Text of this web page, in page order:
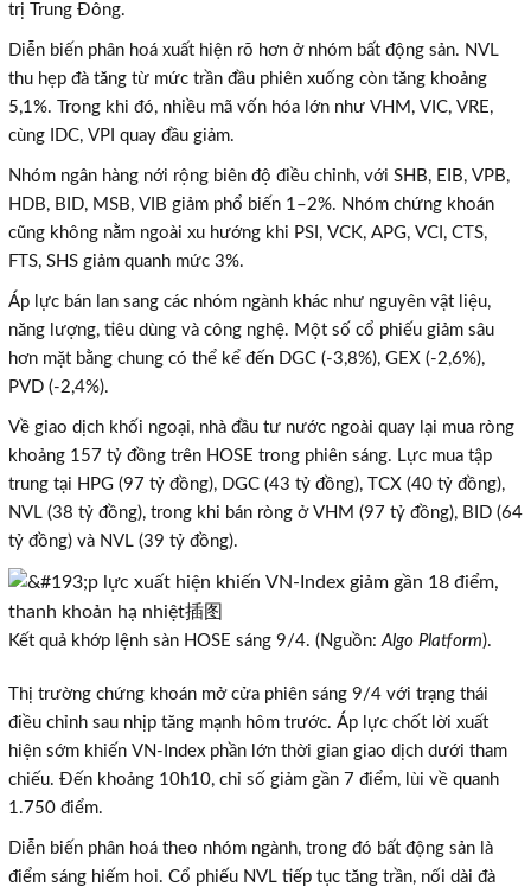
trị Trung Đông.
Diễn biến phân hoá xuất hiện rõ hơn ở nhóm bất động sản. NVL
thu hẹp đà tăng từ mức trần đầu phiên xuống còn tăng khoảng
5,1%. Trong khi đó, nhiều mã vốn hóa lớn như VHM, VIC, VRE,
cùng IDC, VPI quay đầu giảm.
Nhóm ngân hàng nới rộng biên độ điều chỉnh, với SHB, EIB, VPB,
HDB, BID, MSB, VIB giảm phổ biến 1–2%. Nhóm chứng khoán
cũng không nằm ngoài xu hướng khi PSI, VCK, APG, VCI, CTS,
FTS, SHS giảm quanh mức 3%.
Áp lực bán lan sang các nhóm ngành khác như nguyên vật liệu,
năng lượng, tiêu dùng và công nghệ. Một số cổ phiếu giảm sâu
hơn mặt bằng chung có thể kể đến DGC (-3,8%), GEX (-2,6%),
PVD (-2,4%).
Về giao dịch khối ngoại, nhà đầu tư nước ngoài quay lại mua ròng
khoảng 157 tỷ đồng trên HOSE trong phiên sáng. Lực mua tập
trung tại HPG (97 tỷ đồng), DGC (43 tỷ đồng), TCX (40 tỷ đồng),
NVL (38 tỷ đồng), trong khi bán ròng ở VHM (97 tỷ đồng), BID (64
tỷ đồng) và NVL (39 tỷ đồng).
Kết quả khớp lệnh sàn HOSE sáng 9/4. (Nguồn:Algo Platform).
Thị trường chứng khoán mở cửa phiên sáng 9/4 với trạng thái
điều chỉnh sau nhịp tăng mạnh hôm trước. Áp lực chốt lời xuất
hiện sớm khiến VN-Index phần lớn thời gian giao dịch dưới tham
chiếu. Đến khoảng 10h10, chỉ số giảm gần 7 điểm, lùi về quanh
1.750 điểm.
Diễn biến phân hoá theo nhóm ngành, trong đó bất động sản là
điểm sáng hiếm hoi. Cổ phiếu NVL tiếp tục tăng trần, nối dài đà